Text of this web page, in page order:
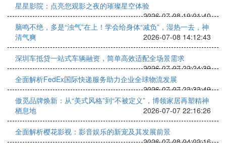
星星影院：点亮您观影之夜的璀璨星空体验
2026-07-08 19:01:40
脑鸣不绝，多是“浊气”在上！学会给身体“减负”，湿热一去，神
清气爽
2026-07-08 14:12:43
深圳车抵贷一站式车辆融资，简单高效适配全场景需求
2026-07-07 22:24:39
全面解析FedEx国际快递服务助力企业全球物流发展
2026-07-07 23:33:49
傲觅品牌焕新：从“美式风格”到“不被定义”，博领家居再塑精神
栖息地
2026-07-07 22:16:26
全面解析樱花影视：影音娱乐的新宠及其发展前景
2026-07-08 04:02:16